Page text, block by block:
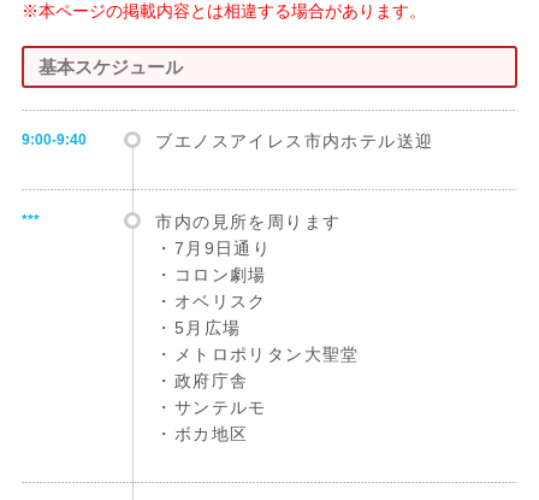
※本ページの掲載内容とは相違する場合があります。
基本スケジュール
9:00-9:40 ブエノスアイレス市内ホテル送迎
***
市内の見所を周ります
・7月9日通り
・コロン劇場
・オベリスク
・5月広場
・メトロポリタン大聖堂
・政府庁舎
・サンテルモ
・ボカ地区